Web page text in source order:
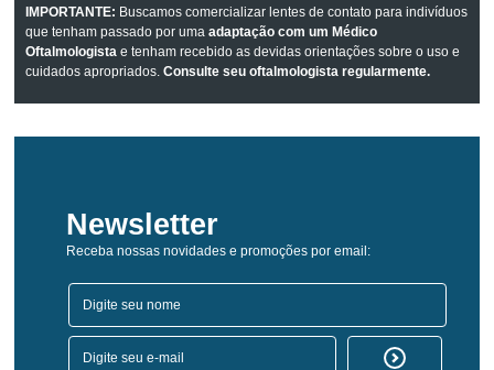
IMPORTANTE: Buscamos comercializar lentes de contato para indivíduos
que tenham passado por umaadaptação com um Médico
Oftalmologista e tenham recebido as devidas orientações sobre o uso e
cuidados apropriados.Consulte seu oftalmologista regularmente.
Newsletter
Receba nossas novidades e promoções por email: